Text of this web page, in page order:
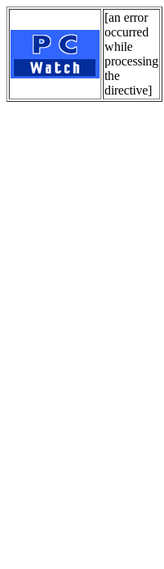
[an error
occurred
while
processing
the
directive]